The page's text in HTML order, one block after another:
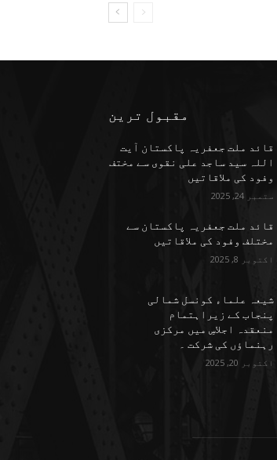
مقبول ترین
قائد ملت جعفریہ پاکستان آیت
اللہ سید ساجد علی نقوی سے مختف
وفود کی ملاقاتیں
ستمبر 24, 2025
قائد ملت جعفریہ پاکستان سے
مختلف وفود کی ملاقاتیں
اکتوبر 8, 2025
شیعہ علماء کونسل شمالی
پنجاب کے زیراہتمام
منعقدہ اجلاسِ میں مرکزی
رہنماؤں کی شرکت ۔
اکتوبر 20, 2025